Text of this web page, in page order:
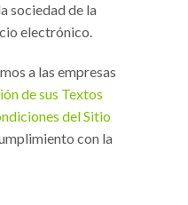
sociedad de la
electrónico.
a las empresas
de sus Textos
del Sitio
con la